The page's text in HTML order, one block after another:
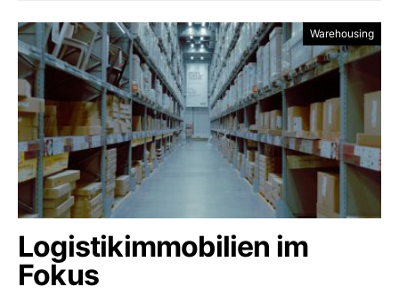
Warehousing
Logistikimmobilien im
Fokus